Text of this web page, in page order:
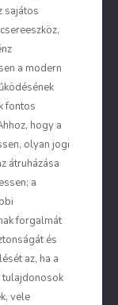
sajátos
a modern
fontos
hogy a
olyan jogi
átruházása
a
forgalmát
és
az, ha a
tulajdonosok
vele